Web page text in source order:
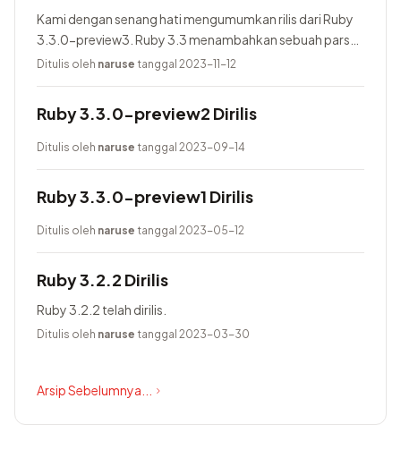
Kami dengan senang hati mengumumkan rilis dari Ruby
3.3.0-preview3. Ruby 3.3 menambahkan sebuah parser
baru yang bernama Prism, menggunakan Lrama sebagai
Ditulis oleh naruse tanggal 2023-11-12
Ruby 3.3.0-preview2 Dirilis
Ditulis oleh naruse tanggal 2023-09-14
Ruby 3.3.0-preview1 Dirilis
Ditulis oleh naruse tanggal 2023-05-12
Ruby 3.2.2 Dirilis
Ruby 3.2.2 telah dirilis.
Ditulis oleh naruse tanggal 2023-03-30
Arsip Sebelumnya...